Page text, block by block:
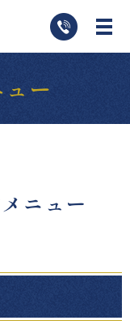
ー
ニュー